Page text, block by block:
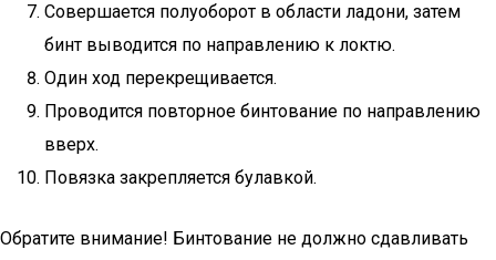
Совершается полуоборот в области ладони, затем
бинт выводится по направлению к локтю.
Один ход перекрещивается.
Проводится повторное бинтование по направлению
вверх.
Повязка закрепляется булавкой.
Обратите внимание! Бинтование не должно сдавливать